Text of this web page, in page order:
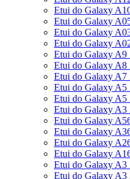
Etui do Galaxy
Etui do Galaxy
Etui do Galaxy
Etui do Galaxy
Etui do Galaxy A9
Etui do Galaxy A8
Etui do Galaxy A7
Etui do Galaxy A5
Etui do Galaxy A5
Etui do Galaxy A3
Etui do Galaxy
Etui do Galaxy
Etui do Galaxy
Etui do Galaxy
Etui do Galaxy A3
Etui do Galaxy A3